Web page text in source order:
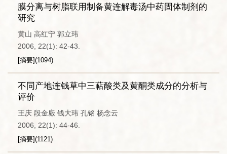
膜分离与树脂联用制备黄连解毒汤中药固体制剂的
研究
黄山 高红宁 郭立玮
2006, 22(1): 42-43.
[摘要](1094)
不同产地连钱草中三萜酸类及黄酮类成分的分析与
评价
王庆 段金廒 钱大玮 孔铭 杨念云
2006, 22(1): 44-46.
[摘要](1121)